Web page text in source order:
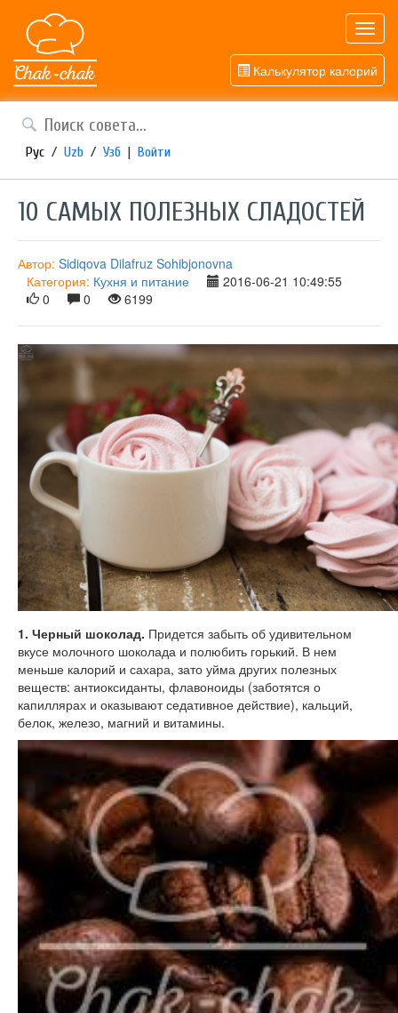
Калькулятор калорий
Рус / Uzb / Узб | Войти
10 САМЫХ ПОЛЕЗНЫХ СЛАДОСТЕЙ
Автор: Sidiqova Dilafruz Sohibjonovna
Категория: Кухня и питание
2016-06-21 10:49:55
0
0 6199
1. Черный шоколад. Придется забыть об удивительном
вкусе молочного шоколада и полюбить горький. В нем
меньше калорий и сахара, зато уйма других полезных
веществ: антиоксиданты, флавоноиды (заботятся о
капиллярах и оказывают седативное действие), кальций,
белок, железо, магний и витамины.